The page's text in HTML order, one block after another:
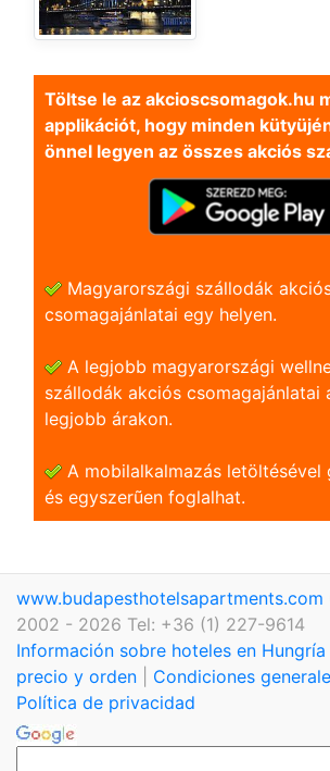
Töltse le az akcioscsomagok.hu
applikációt, hogy minden
önnel legyen az összes akciós
Magyarországi szállodák
csomagajánlatai egy helyen.
A legjobb magyarországi
szállodák akciós csomagajánlatai
legjobb árakon.
A mobilalkalmazás letöltésével
és egyszerũen foglalhat.
www.budapesthotelsapartments.com
2002 - 2026 Tel: +36 (1) 227-9614
Información sobre hoteles en
precio y orden
Condiciones
Política de privacidad